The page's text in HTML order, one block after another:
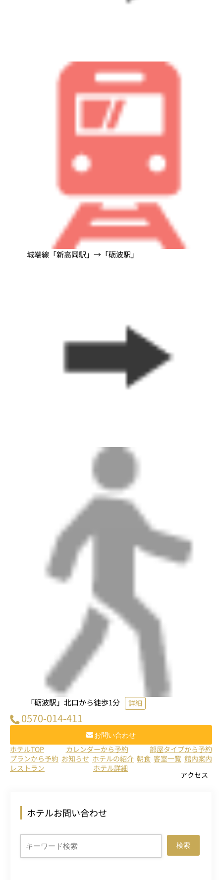
城端線「新高岡駅」→「砺波駅」
「砺波駅」北口から徒歩1分 詳細
0570-014-411
お問い合わせ
ホテルTOP カレンダーから予約
部屋タイプから予約
プランから予約 お知らせ ホテルの紹介 朝食 客室一覧 館内案内
レストラン
ホテル詳細
アクセス
ホテルお問い合わせ
検索